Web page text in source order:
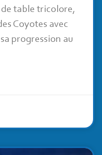
table tricolore,
Coyotes avec
progression au